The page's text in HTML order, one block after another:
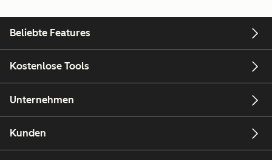
Beliebte Features
Kostenlose Tools
Unternehmen
Kunden